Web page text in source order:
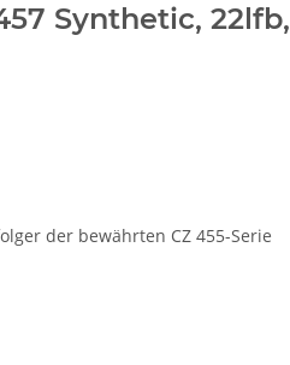
Synthetic, 22lfb,
der bewährten CZ 455-Serie